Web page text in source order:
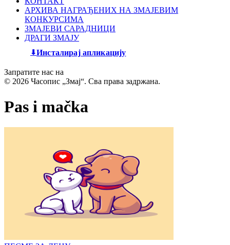
АРХИВА НАГРАЂЕНИХ НА ЗМАЈЕВИМ
КОНКУРСИМА
ЗМАЈЕВИ САРАДНИЦИ
ДРАГИ ЗМАЈУ
Инсталирај апликацију
Запратите нас на
© 2026 Часопис „Змај“. Сва права задржана.
Pas i mačka